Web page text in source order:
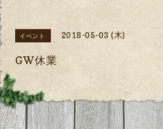
イベント 2018-05-03 (木)
GW休業